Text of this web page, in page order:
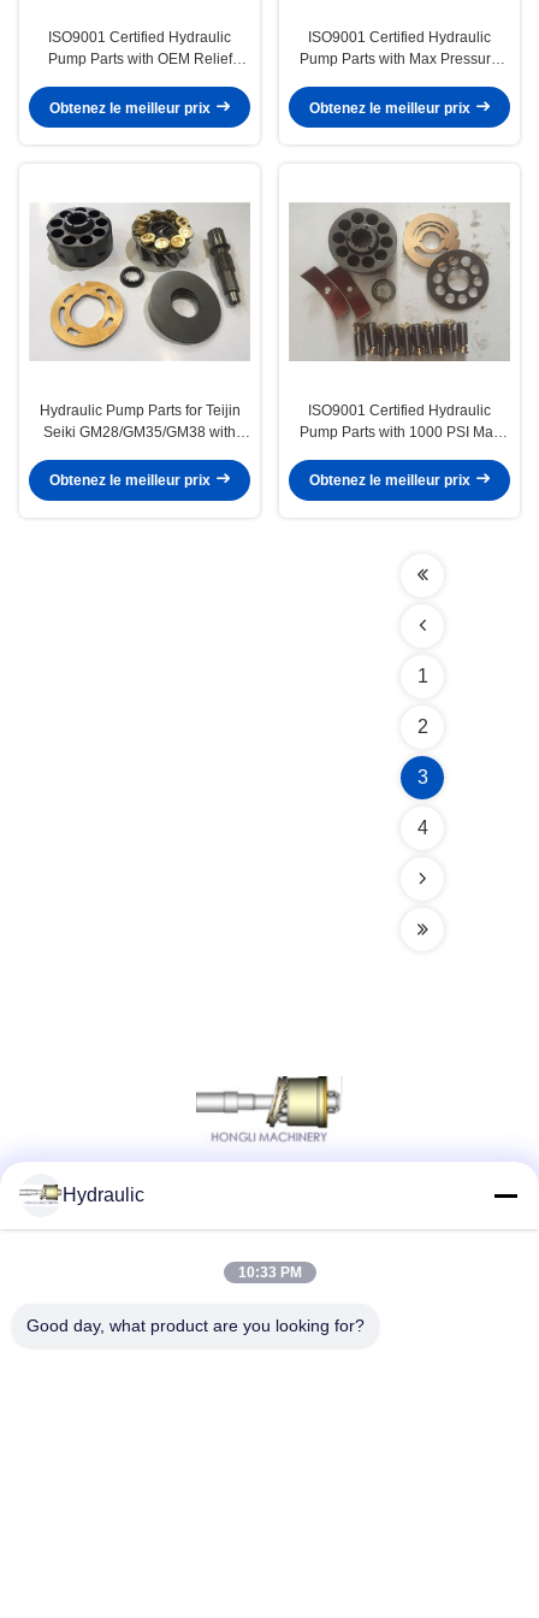
ISO9001 Certified Hydraulic
Pump Parts with OEM Relief
PSI
Obtenez le meilleur prix
ISO9001 Certified Hydraulic
Pump Parts with Max Pressure
Model
Obtenez le meilleur prix
Hydraulic Pump Parts for Teijin
Seiki GM28/GM35/GM38 with
K3V180 Pump Model
Obtenez le meilleur prix
ISO9001 Certified Hydraulic
Pump Parts with 1000 PSI Max
Model
Obtenez le meilleur prix
1
2
3
4
Contact rapide
Hydraulic
10:33 PM
Good day, what product are you looking for?